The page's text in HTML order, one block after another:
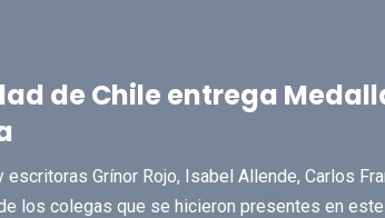
de Chile entrega
Grínor Rojo, Isabel Allende, Carlos
los colegas que se hicieron presentes en